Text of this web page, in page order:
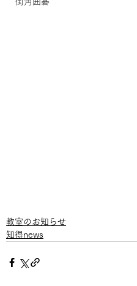
教室のお知らせ
知得news